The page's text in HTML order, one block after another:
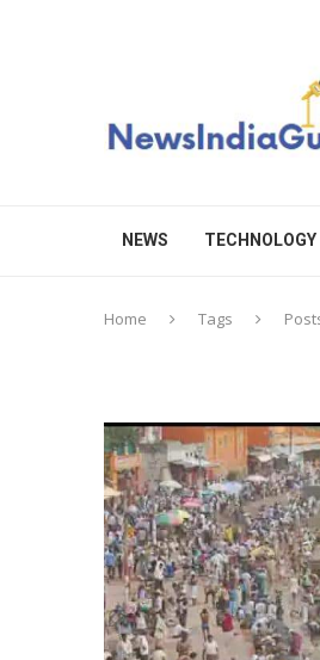
NEWS TECHNOLOGY
Home Tags